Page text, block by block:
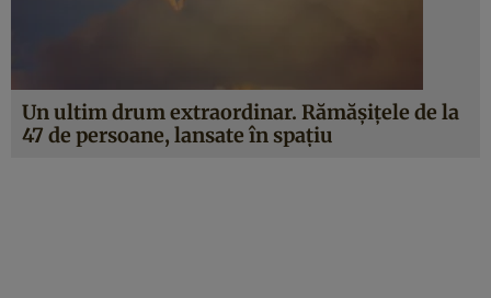
Un ultim drum extraordinar. Rămășițele de la
47 de persoane, lansate în spațiu